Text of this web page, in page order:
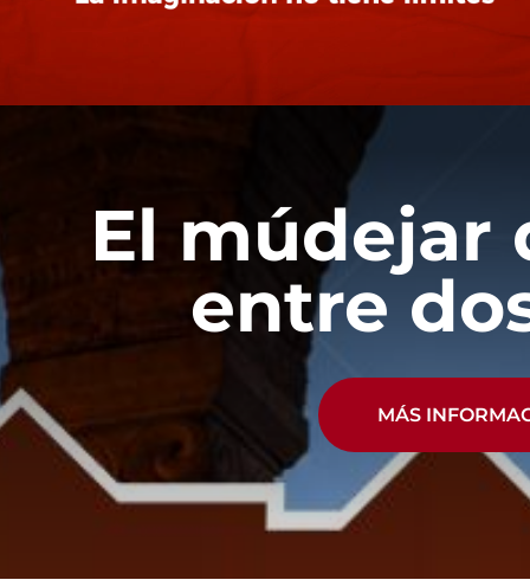
El múdejar
entre
MÁS